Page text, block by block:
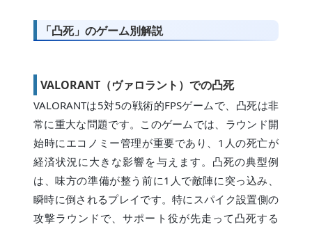
「凸死」のゲーム別解説
VALORANT（ヴァロラント）での凸死
VALORANTは5対5の戦術的FPSゲームで、凸死は非
常に重大な問題です。このゲームでは、ラウンド開
始時にエコノミー管理が重要であり、1人の死亡が
経済状況に大きな影響を与えます。凸死の典型例
は、味方の準備が整う前に1人で敵陣に突っ込み、
瞬時に倒されるプレイです。特にスパイク設置側の
攻撃ラウンドで、サポート役が先走って凸死する